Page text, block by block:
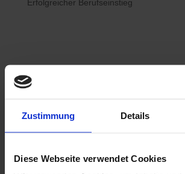
Zustimmung Details
Diese Webseite verwendet Cookies
